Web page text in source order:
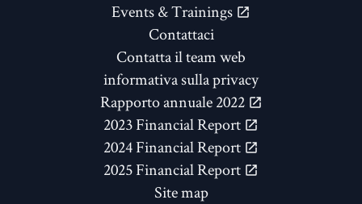
Events & Trainings
Contattaci
Contatta il team web
informativa sulla privacy
Rapporto annuale 2022
2023 Financial Report
2024 Financial Report
2025 Financial Report
Site map